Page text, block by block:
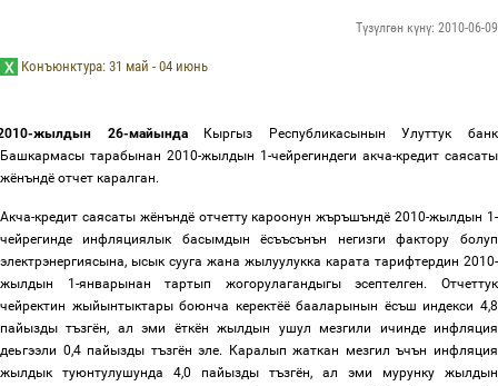
Түзүлгөн күнү: 2010-06-09
Конъюнктура: 31 май - 04 июнь
жылдын 26-майында Кыргыз Республикасынын Улуттук банк
Башкармасы тарабынан 2010-жылдын 1-чейрегиндеги акча-кредит саясаты
жёнъндё отчет каралган.
Акча-кредит саясаты жёнъндё отчетту кароонун жъръшъндё 2010-жылдын 1-
чейрегинде инфляциялык басымдын ёсъъсънън негизги фактору болуп
электрэнергиясына, ысык сууга жана жылуулукка карата тарифтердин 2010-
жылдын 1-январынан тартып жогорулагандыгы эсептелген. Отчеттук
чейректин жыйынтыктары боюнча керектёё бааларынын ёсъш индекси 4,8
пайызды тъзгён, ал эми ёткён жылдын ушул мезгили ичинде инфляция
деьгээли 0,4 пайызды тъзгён эле. Каралып жаткан мезгил ъчън инфляция
жылдык туюнтулушунда 4,0 пайызды тъзгён, ал эми мурунку жылдын